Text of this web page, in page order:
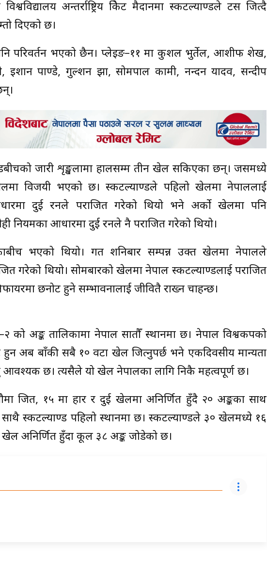
अन्तर्राष्ट्रिय क्रिकेट मैदानमा स्कटल्याण्डले टस जित्दै
दिएको छ।
परिवर्तन भएको छैन। प्लेइङ–११ मा कुशल भुर्तेल, आशीफ शेख,
इशान पाण्डे, गुल्शन झा, सोमपाल कामी, नन्दन यादव, सन्दीप
जारी शृङ्खलामा हालसम्म तीन खेल सकिएका छन्। जसमध्ये
विजयी भएको छ। स्कटल्याण्डले पहिलो खेलमा नेपाललाई
दुई रनले पराजित गरेको थियो भने अर्को खेलमा पनि
नियमका आधारमा दुई रनले नै पराजित गरेको थियो।
भएको थियो। गत शनिबार सम्पन्न उक्त खेलमा नेपालले
गरेको थियो। सोमबारको खेलमा नेपाल स्कटल्याण्डलाई पराजित
छनोट हुने सम्भावनालाई जीवितै राख्न चाहन्छ।
को अङ्क तालिकामा नेपाल सातौँ स्थानमा छ। नेपाल विश्वकपको
हुन अब बाँकी सबै १० वटा खेल जित्नुपर्छ भने एकदिवसीय मान्यता
आवश्यक छ। त्यसैले यो खेल नेपालका लागि निकै महत्वपूर्ण छ।
जित, १५ मा हार र दुई खेलमा अनिर्णित हुँदै २० अङ्कका साथ
साथै स्कटल्याण्ड पहिलो स्थानमा छ। स्कटल्याण्डले ३० खेलमध्ये १६
अनिर्णित हुँदा कूल ३८ अङ्क जोडेको छ।